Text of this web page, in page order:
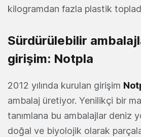
kilogramdan fazla plastik
Sürdürülebilir
girişim: Notpla
2012 yılında kurulan girişim
ambalaj üretiyor. Yenilikçi bir
tanımlana bu ambalajlar deniz
doğal ve biyolojik olarak